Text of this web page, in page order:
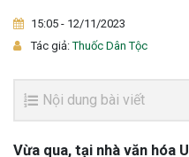
15:05 - 12/11/2023
Tác giả:Thuốc Dân Tộc
Nội dung bài viết
Vừa qua, tại nhà văn hóa